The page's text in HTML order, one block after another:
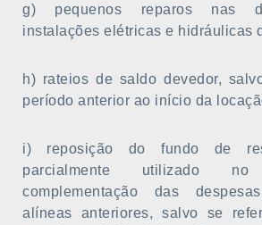
g) pequenos reparos nas
instalações elétricas e hidráulicas
h) rateios de saldo devedor,
período anterior ao início da
i) reposição do fundo de
parcialmente utilizado
complementação das
alíneas anteriores, salvo se